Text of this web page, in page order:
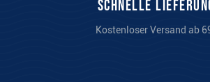
Schnelle
Kostenloser Versand ab